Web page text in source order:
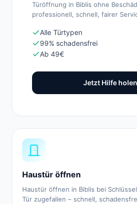
Türöffnung in Biblis ohne
professionell, schnell, fairer
Alle Türtypen
99% schadensfrei
Ab 49€
Jetzt Hilfe holen
Haustür öffnen
Haustür öffnen in Biblis bei
Tür zugefallen – schnell,